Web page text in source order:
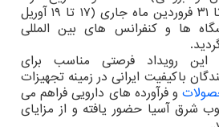
نمایشگاه مذکور از ۲۹ تا ۳۱ فروردین ماه جاری (۱۷ تا ۱۹ آوریل
ها و کنفرانس های بین المللی
این رویداد فرصتی مناسب برای
باکیفیت ایرانی در زمینه تجهیزات
و فرآورده های دارویی فراهم می
شرق آسیا حضور یافته و از مزایای